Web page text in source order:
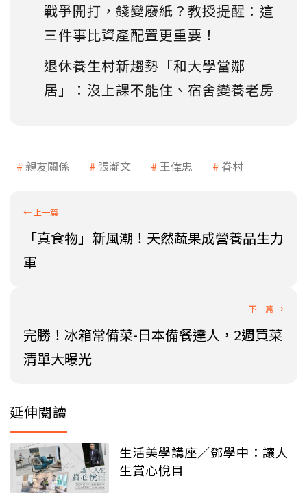
戰爭開打，錢變廢紙？教授提醒：這
三件事比資產配置更重要！
退休養生村新趨勢「和大學當鄰
居」：沒上課不能住、宿舍變養老房
親友關係 張瀞文 王偉忠 眷村
「真食物」新風潮！天然蔬果成營養品生力
軍
完勝！冰箱常備菜-日本備餐達人，2週買菜
清單大曝光
延伸閱讀
生活美學講座／鄧學中：讓人
生賞心悅目